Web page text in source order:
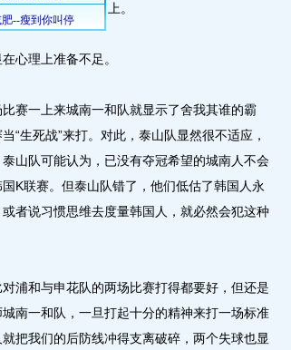
上。
理上准备不足。
一上来城南一和队就显示了舍我其谁的霸
“生死战”来打。对此，泰山队显然很不适应，
山队可能认为，已没有夺冠希望的城南人不会
K联赛。但泰山队错了，他们低估了韩国人永
者说习惯思维去度量韩国人，就必然会犯这种
和与申花队的两场比赛打得都要好，但还是
南一和队，一旦打起十分的精神来打一场标准
把我们的后防线冲得支离破碎，两个失球也显